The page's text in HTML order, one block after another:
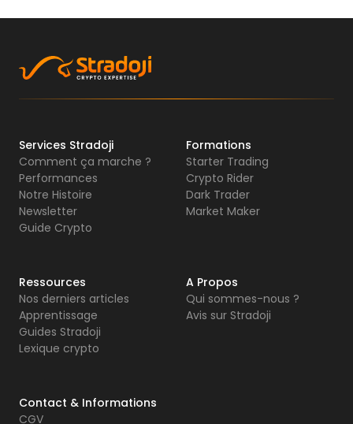
Services Stradoji
Comment ça marche ?
Performances
Notre Histoire
Newsletter
Guide Crypto
Formations
Starter Trading
Crypto Rider
Dark Trader
Market Maker
Ressources
Nos derniers articles
Apprentissage
Guides Stradoji
Lexique crypto
A Propos
Qui sommes-nous ?
Avis sur Stradoji
Contact & Informations
CGV